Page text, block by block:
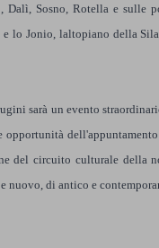
Sosno, Rotella e sulle
lo Jonio, laltopiano della
sarà un evento
opportunità
del circuito culturale della
nuovo, di antico e